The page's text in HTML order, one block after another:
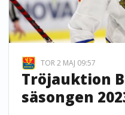
TOR 2 MAJ 09:57
Tröjauktion
säsongen